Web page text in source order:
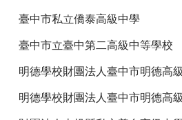
臺中市私立僑泰高級中學
臺中市立臺中第二高級中等學校
明德學校財團法人臺中市明德高
明德學校財團法人臺中市明德高